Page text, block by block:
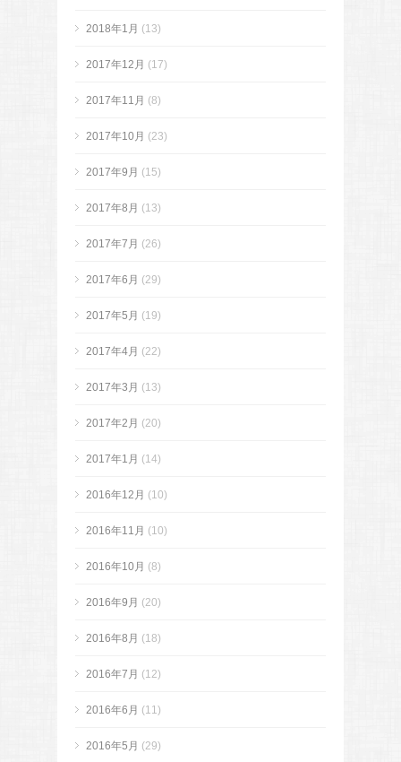
2018年1月 (13)
2017年12月 (17)
2017年11月 (8)
2017年10月 (23)
2017年9月 (15)
2017年8月 (13)
2017年7月 (26)
2017年6月 (29)
2017年5月 (19)
2017年4月 (22)
2017年3月 (13)
2017年2月 (20)
2017年1月 (14)
2016年12月 (10)
2016年11月 (10)
2016年10月 (8)
2016年9月 (20)
2016年8月 (18)
2016年7月 (12)
2016年6月 (11)
2016年5月 (29)